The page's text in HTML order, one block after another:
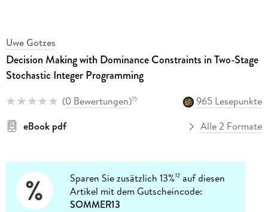
Uwe Gotzes
Decision Making with Dominance Constraints in Two-Stage
Stochastic Integer Programming
(0 Bewertungen)15
965 Lesepunkte
eBook pdf
Alle 2 Formate
Sparen Sie zusätzlich 13%12 auf diesen
Artikel mit dem Gutscheincode:
SOMMER13